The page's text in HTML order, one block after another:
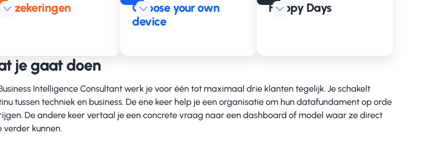
Choose your own
device
Happy Days
je gaat doen
Intelligence Consultant werk je voor één tot maximaal drie klanten tegelijk. Je schakelt
tussen techniek en business. De ene keer help je een organisatie om hun datafundament op orde
De andere keer vertaal je een concrete vraag naar een dashboard of model waar ze direct
verder kunnen.